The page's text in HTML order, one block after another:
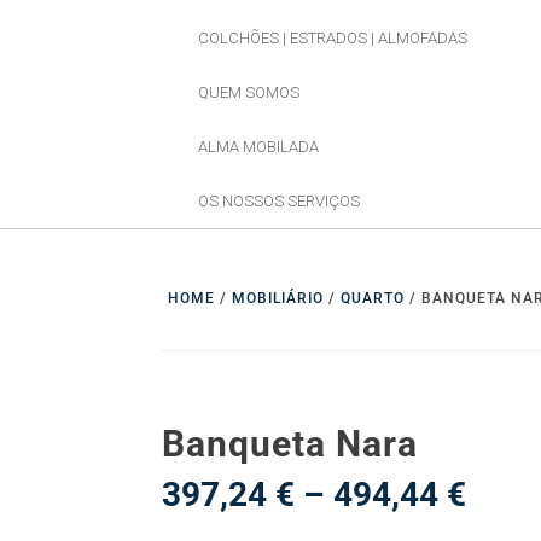
COLCHÕES | ESTRADOS | ALMOFADAS
QUEM SOMOS
ALMA MOBILADA
OS NOSSOS SERVIÇOS
HOME / MOBILIÁRIO /QUARTO / BANQUETA
Banqueta Nara
397,24 € – 494,44 €